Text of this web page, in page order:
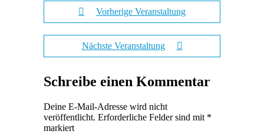
Vorherige Veranstaltung
Nächste Veranstaltung
Schreibe einen Kommentar
Deine E-Mail-Adresse wird nicht
veröffentlicht. Erforderliche Felder sind mit *
markiert